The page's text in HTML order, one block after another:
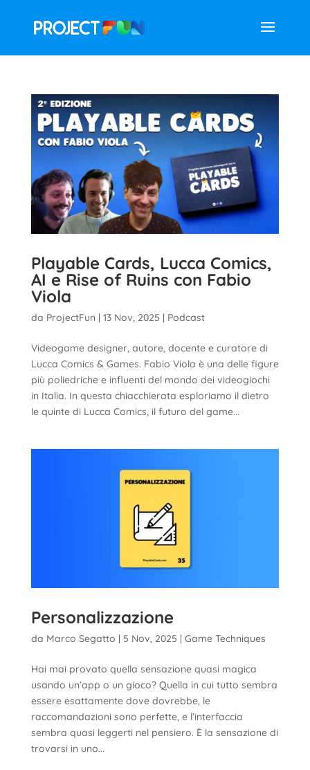
Playable Cards, Lucca Comics,
AI e Rise of Ruins con Fabio
Viola
da ProjectFun | 13 Nov, 2025 | Podcast
Videogame designer, autore, docente e curatore di
Lucca Comics & Games. Fabio Viola è una delle figure
più poliedriche e influenti del mondo dei videogiochi
in Italia. In questa chiacchierata esploriamo il dietro
le quinte di Lucca Comics, il futuro del game...
Personalizzazione
da Marco Segatto | 5 Nov, 2025 | Game Techniques
Hai mai provato quella sensazione quasi magica
usando un’app o un gioco? Quella in cui tutto sembra
essere esattamente dove dovrebbe, le
raccomandazioni sono perfette, e l’interfaccia
sembra quasi leggerti nel pensiero. È la sensazione di
trovarsi in uno...